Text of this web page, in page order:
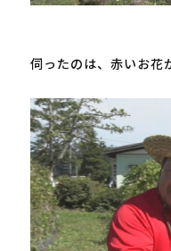
伺ったのは、赤いお花